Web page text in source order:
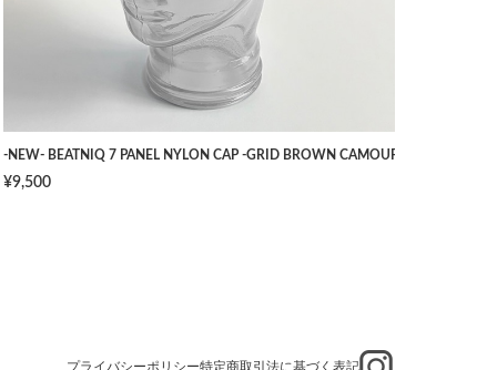
-NAVY- [W34]
-NEW- BEATNIQ 7 PANEL NYLON CAP -GRID BROWN CAMOUFLAGE- [ONE
¥9,500
プライバシーポリシー特定商取引法に基づく表記